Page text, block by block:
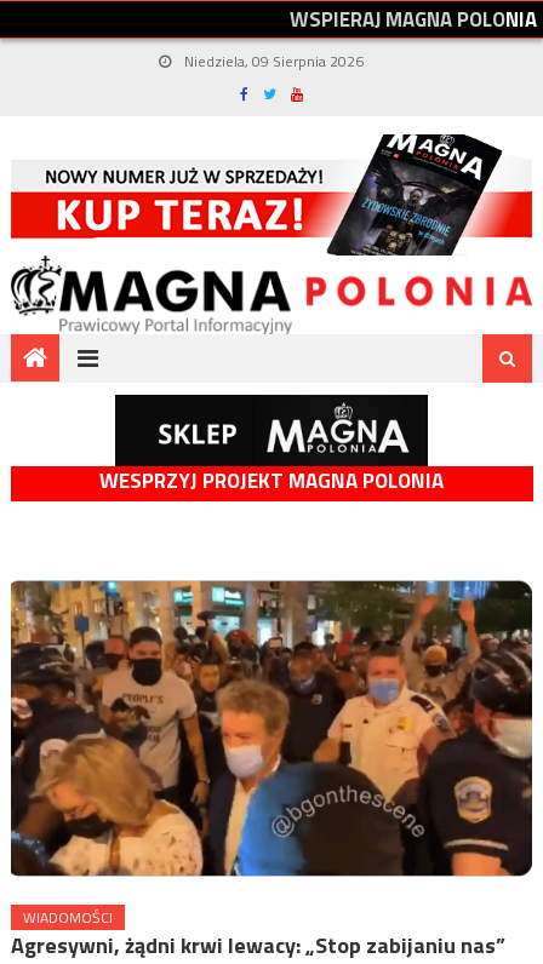
WSPIERAJMAGNAPOLONIA
Niedziela, 09 Sierpnia 2026
WESPRZYJ PROJEKT MAGNA POLONIA
WIADOMOŚCI
Agresywni, żądni krwi lewacy: „Stop zabijaniu nas”